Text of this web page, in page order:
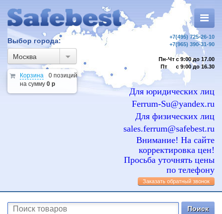
Выбор города:
Москва
Корзина
0 позиций
на сумму 0 р
+7(495) 725-26-10
+7(965) 390-31-90
Пн-Чт с 9:00 до 17.00
Пт с 9:00 до 16.30
Для юридических лиц
Ferrum-Su@yandex.ru
Для физических лиц
sales.ferrum@safebest.ru
Внимание! На сайте
корректировка цен!
Просьба уточнять цены
по телефону
Заказать обратный звонок